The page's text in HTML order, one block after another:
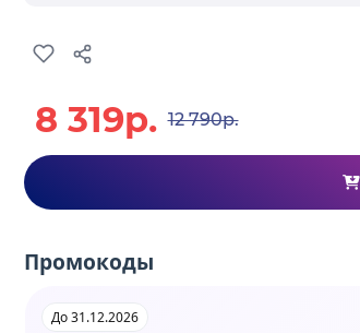
8 319р. 12 790р.
Промокоды
До 31.12.2026